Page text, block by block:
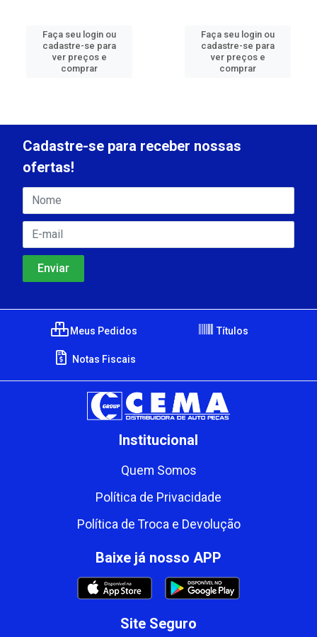
Faça seu login ou
cadastre-se para
ver preços e
comprar
Faça seu login ou
cadastre-se para
ver preços e
comprar
Cadastre-se para receber nossas
ofertas!
Meus Pedidos Títulos
Notas Fiscais
Institucional
Quem Somos
Política de Privacidade
Política de Troca e Devolução
Baixe já nosso APP
Site Seguro